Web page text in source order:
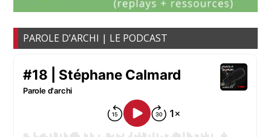
PAROLE D’ARCHI | LE PODCAST